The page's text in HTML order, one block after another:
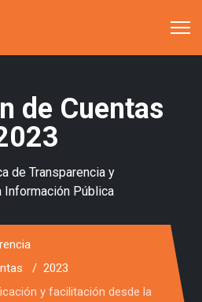
de Cuentas
de Transparencia y
Información Pública
2023
y facilitación desde la